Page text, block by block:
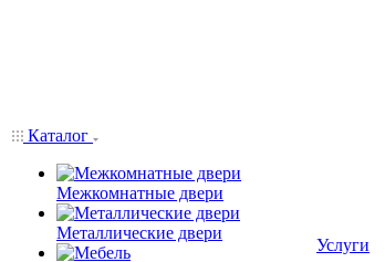
Каталог
Межкомнатные двери
Металлические двери
Услуги